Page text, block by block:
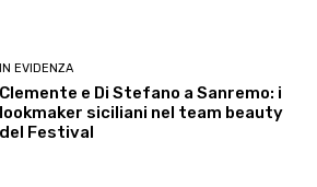
IN EVIDENZA
Clemente e Di Stefano a Sanremo: i
lookmaker siciliani nel team beauty
del Festival